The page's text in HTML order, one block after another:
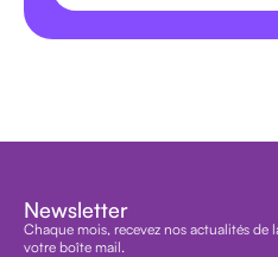
Newsletter
Chaque mois, recevez nos actualités
votre boîte mail.